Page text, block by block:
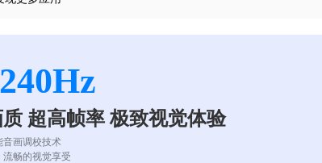
超高帧率 极致视觉体验
音画调校技术
畅的视觉享受